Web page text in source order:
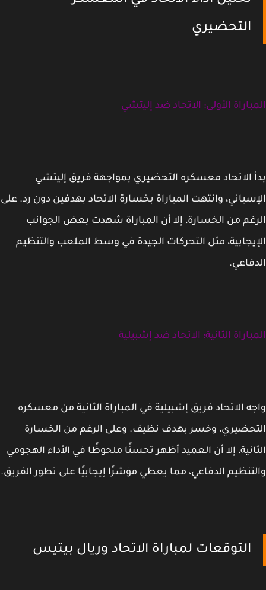
التحضيري
الأولى: الاتحاد ضد إليتشي
الاتحاد معسكره التحضيري بمواجهة فريق إليتشي
وانتهت المباراة بخسارة الاتحاد بهدفين دون رد. على
من الخسارة، إلا أن المباراة شهدت بعض الجوانب
مثل التحركات الجيدة في وسط الملعب والتنظيم
الثانية: الاتحاد ضد إشبيلية
الاتحاد فريق إشبيلية في المباراة الثانية من معسكره
وخسر بهدف نظيف. وعلى الرغم من الخسارة
إلا أن العميد أظهر تحسنًا ملحوظًا في الأداء الهجومي
الدفاعي، مما يعطي مؤشرًا إيجابيًا على تطور الفريق.
التوقعات لمباراة الاتحاد وريال بيتيس